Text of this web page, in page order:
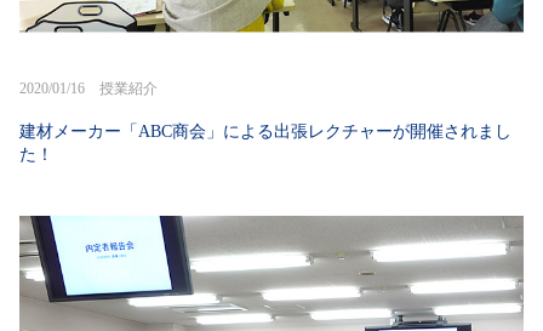
2020/01/16 授業紹介
建材メーカー「ABC商会」による出張レクチャーが開催されまし
た！